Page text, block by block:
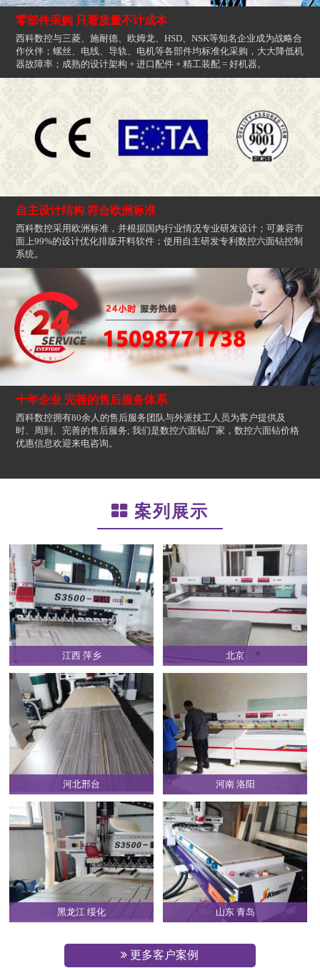
零部件采购 只看质量不计成本
西科数控与三菱、施耐德、欧姆龙、HSD、NSK等知名企业成为战略合
作伙伴；螺丝、电线、导轨、电机等各部件均标准化采购，大大降低机
器故障率；成熟的设计架构 + 进口配件 + 精工装配 = 好机器。
自主设计结构 符合欧洲标准
西科数控采用欧洲标准，并根据国内行业情况专业研发设计；可兼容市
面上99%的设计优化排版开料软件；使用自主研发专利数控六面钻控制
系统。
十年企业 完善的售后服务体系
西科数控拥有80余人的售后服务团队与外派技工人员为客户提供及
时、周到、完善的售后服务; 我们是数控六面钻厂家，数控六面钻价格
优惠信息欢迎来电咨询。
案列展示
江西 萍乡 北京
河北邢台 河南 洛阳
黑龙江 绥化 山东 青岛
更多客户案例